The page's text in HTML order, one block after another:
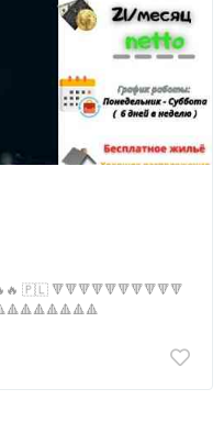
🇵🇱 🔻🔻🔻🔻🔻🔻🔻🔻🔻🔻